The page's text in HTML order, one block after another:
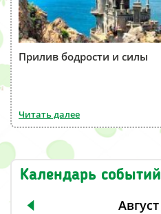
Прилив бодрости и силы
Читать далее
Календарь событий
Август